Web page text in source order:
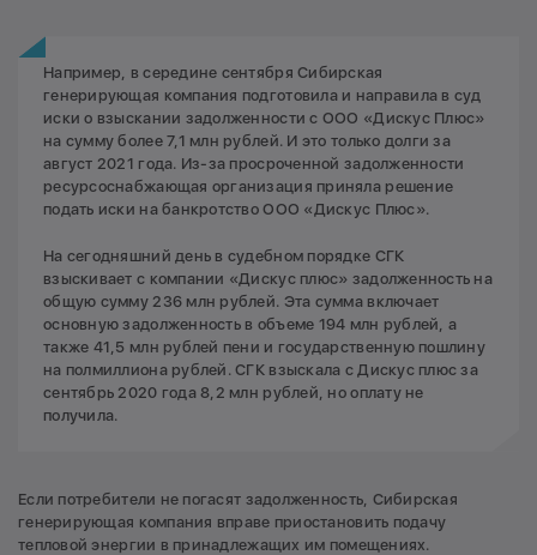
Например, в середине сентября Сибирская
генерирующая компания подготовила и направила в суд
иски о взыскании задолженности с ООО «Дискус Плюс»
на сумму более 7,1 млн рублей. И это только долги за
август 2021 года. Из-за просроченной задолженности
ресурсоснабжающая организация приняла решение
подать иски на банкротство ООО «Дискус Плюс».
На сегодняшний день в судебном порядке СГК
взыскивает с компании «Дискус плюс» задолженность на
общую сумму 236 млн рублей. Эта сумма включает
основную задолженность в объеме 194 млн рублей, а
также 41,5 млн рублей пени и государственную пошлину
на полмиллиона рублей. СГК взыскала с Дискус плюс за
сентябрь 2020 года 8,2 млн рублей, но оплату не
получила.
Если потребители не погасят задолженность, Сибирская
генерирующая компания вправе приостановить подачу
тепловой энергии в принадлежащих им помещениях.